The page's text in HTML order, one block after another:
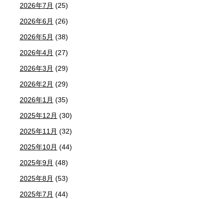
2026年7月 (25)
2026年6月 (26)
2026年5月 (38)
2026年4月 (27)
2026年3月 (29)
2026年2月 (29)
2026年1月 (35)
2025年12月 (30)
2025年11月 (32)
2025年10月 (44)
2025年9月 (48)
2025年8月 (53)
2025年7月 (44)